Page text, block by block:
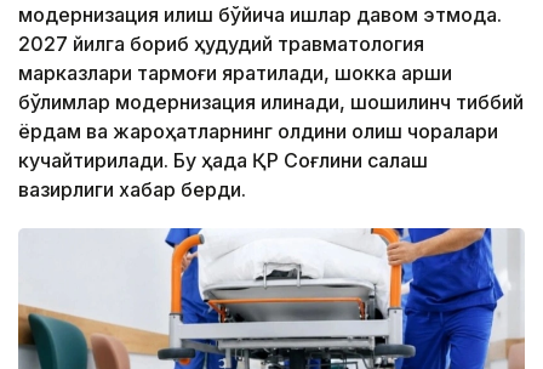
модернизация қилиш бўйича ишлар давом этмоқда.
2027 йилга бориб ҳудудий травматология
марказлари тармоғи яратилади, шокка қарши
бўлимлар модернизация қилинади, шошилинч тиббий
ёрдам ва жароҳатларнинг олдини олиш чоралари
кучайтирилади. Бу ҳақда ҚР Соғлиқни сақлаш
вазирлиги хабар берди.